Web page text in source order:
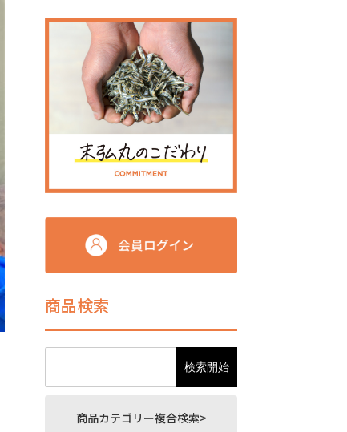
商品検索
商品カテゴリー複合検索>